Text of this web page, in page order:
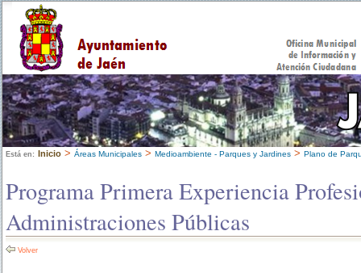
Está en: Inicio > Áreas Municipales > Medioambiente - Parques y Jardines > Plano de
Programa Primera Experiencia
Administraciones Públicas
Volver